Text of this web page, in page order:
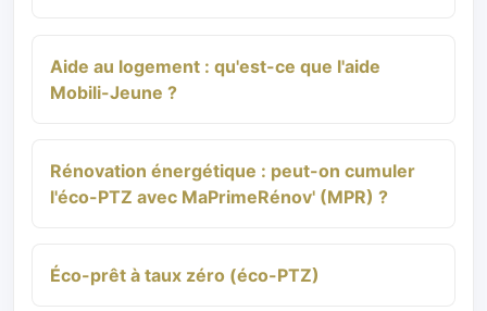
Aide au logement : qu'est-ce que l'aide
Mobili-Jeune ?
Rénovation énergétique : peut-on cumuler
l'éco-PTZ avec MaPrimeRénov' (MPR) ?
Éco-prêt à taux zéro (éco-PTZ)